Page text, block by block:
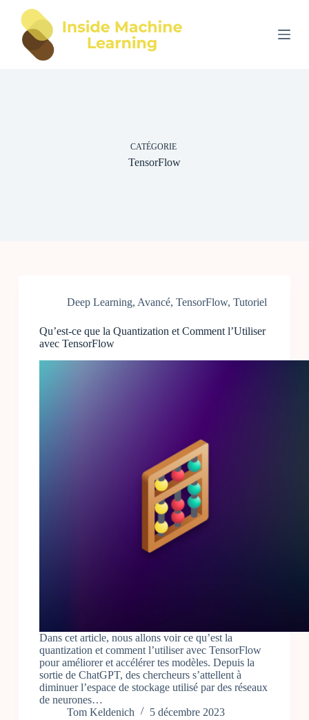
CATÉGORIE
TensorFlow
Deep Learning, Avancé, TensorFlow, Tutoriel
Qu’est-ce que la Quantization et Comment l’Utiliser
avec TensorFlow
Dans cet article, nous allons voir ce qu’est la
quantization et comment l’utiliser avec TensorFlow
pour améliorer et accélérer tes modèles. Depuis la
sortie de ChatGPT, des chercheurs s’attellent à
diminuer l’espace de stockage utilisé par des réseaux
de neurones…
Tom Keldenich
5 décembre 2023